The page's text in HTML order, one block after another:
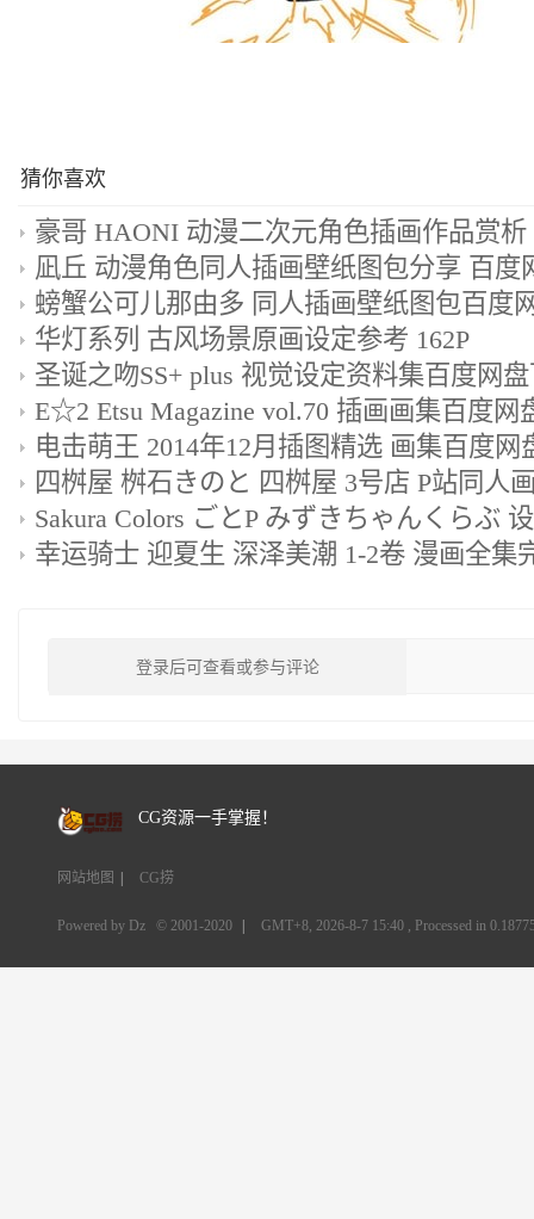
猜你喜欢
凪丘 动漫角色同人插画壁纸图包分享 百度
螃蟹公可儿那由多 同人插画壁纸图包百度
华灯系列 古风场景原画设定参考 162P
圣诞之吻SS+ plus 视觉设定资料集百度网
E☆2 Etsu Magazine vol.70 插画画集百度网
电击萌王 2014年12月插图精选 画集百度网
登录后可查看或参与评论
CG资源一手掌握！
网站地图 CG捞
Powered by Dz © 2001-2020 GMT+8, 2026-8-7 15:40 , Processed in